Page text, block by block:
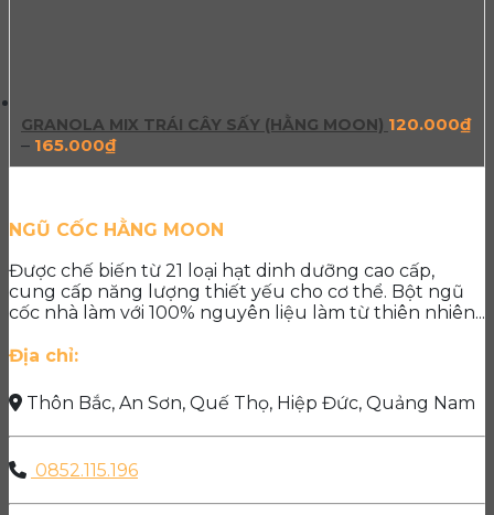
GRANOLA MIX TRÁI CÂY SẤY (HẰNG MOON) 120.000₫
– 165.000₫
NGŨ CỐC HẰNG MOON
Được chế biến từ 21 loại hạt dinh dưỡng cao cấp,
cung cấp năng lượng thiết yếu cho cơ thể. Bột ngũ
cốc nhà làm với 100% nguyên liệu làm từ thiên nhiên...
Địa chỉ:
Thôn Bắc, An Sơn, Quế Thọ, Hiệp Đức, Quảng Nam
0852.115.196